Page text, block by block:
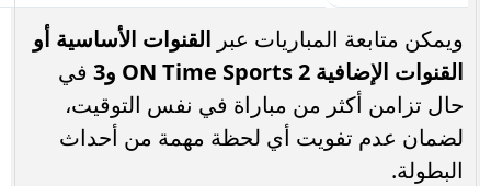
ويمكن متابعة المباريات عبر القنوات الأساسية أو
القنوات الإضافية ON Time Sports 2 و3
في
حال تزامن أكثر من مباراة في نفس التوقيت،
لضمان عدم تفويت أي لحظة مهمة من أحداث
البطولة.